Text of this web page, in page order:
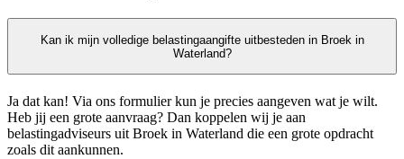
Kan ik mijn volledige belastingaangifte uitbesteden in Broek in
Waterland?
Ja dat kan! Via ons formulier kun je precies aangeven wat je wilt.
Heb jij een grote aanvraag? Dan koppelen wij je aan
belastingadviseurs uit Broek in Waterland die een grote opdracht
zoals dit aankunnen.